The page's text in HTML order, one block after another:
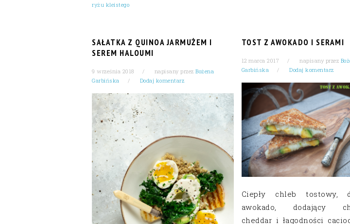
ryżu kleistego
SAŁATKA Z QUINOA JARMUŻEM I
SEREM HALOUMI
9 września 2018 napisany przez Bożena
Garbińska
Dodaj komentarz
TOST Z AWOKADO I SERAMI
12 marca 2017 napisany przez
Garbińska
Dodaj komentarz
Ciepły chleb tostowy,
awokado, dodający
cheddar i łagodności